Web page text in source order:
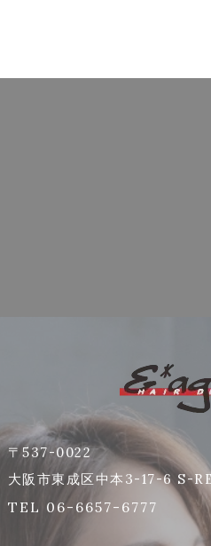
〒537-0022
大阪市東成区中本3-17-6 S-
TEL 06-6657-6777